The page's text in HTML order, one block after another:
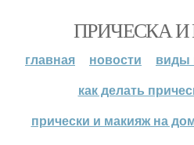
ПРИЧЕСКА
главная новости
виды
как делать
прически и макияж на